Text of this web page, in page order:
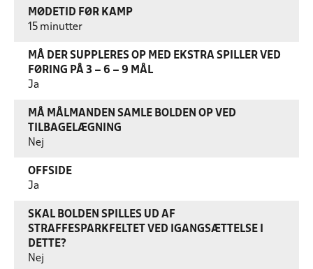
MØDETID FØR KAMP
15 minutter
MÅ DER SUPPLERES OP MED EKSTRA SPILLER VED
FØRING PÅ 3 – 6 – 9 MÅL
Ja
MÅ MÅLMANDEN SAMLE BOLDEN OP VED
TILBAGELÆGNING
Nej
OFFSIDE
Ja
SKAL BOLDEN SPILLES UD AF
STRAFFESPARKFELTET VED IGANGSÆTTELSE I
DETTE?
Nej